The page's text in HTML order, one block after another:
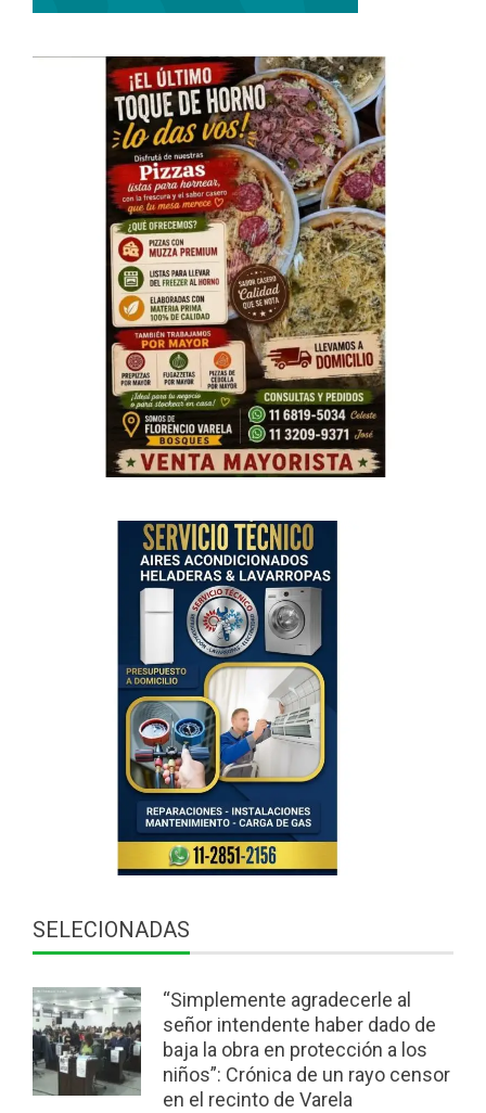
SELECIONADAS
“Simplemente agradecerle al
señor intendente haber dado de
baja la obra en protección a los
niños”: Crónica de un rayo censor
en el recinto de Varela